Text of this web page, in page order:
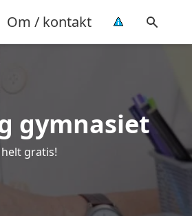
Om / kontakt
gymnasiet
gratis!